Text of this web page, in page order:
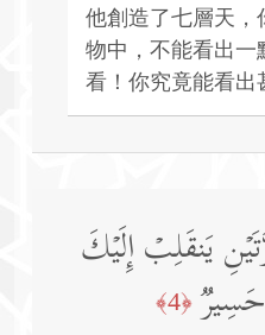
他創造了七層天
物中，不能看出
看！你究竟能看出
یَنقَلِبۡ إِلَیۡكَ
﴿4﴾